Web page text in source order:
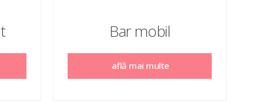
Bar mobil
află mai multe